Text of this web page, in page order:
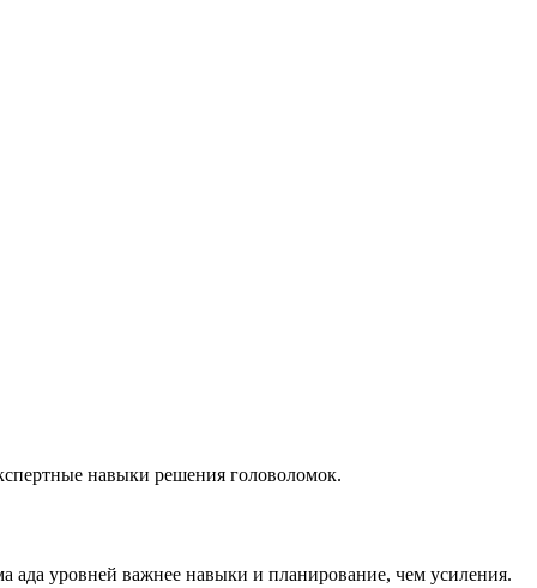
навыки решения головоломок.
ада уровней важнее навыки и планирование, чем усиления.